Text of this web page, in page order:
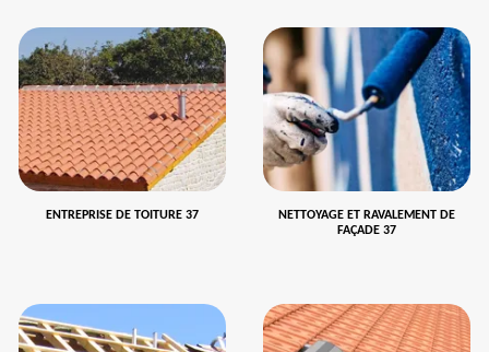
ENTREPRISE DE TOITURE 37
NETTOYAGE ET RAVALEMENT DE
FAÇADE 37